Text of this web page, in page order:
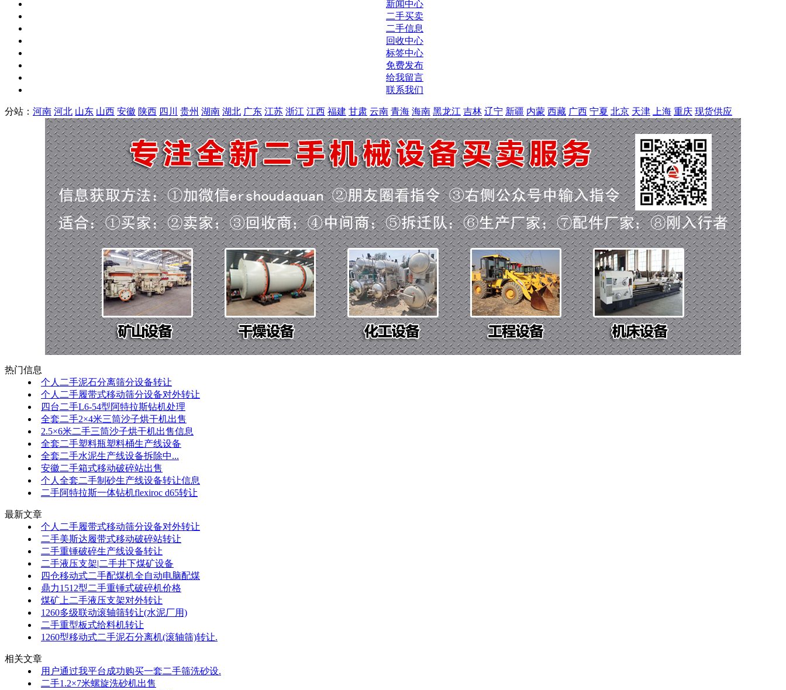
新闻中心
二手买卖
二手信息
回收中心
标签中心
免费发布
给我留言
联系我们
分站： 河南 河北 山东 山西 安徽 陕西 四川 贵州 湖南 湖北 广东 江苏 浙江 江西 福建 甘肃 云南 青海 海南 黑龙江 吉林 辽宁 新疆 内蒙 西藏 广西 宁夏 北京 天津 上海 重庆 现货供应
热门信息
个人二手泥石分离筛分设备转让
个人二手履带式移动筛分设备对外转让
四台二手L6-54型阿特拉斯钻机处理
全套二手2×4米三筒沙子烘干机出售
2.5×6米二手三筒沙子烘干机出售信息
全套二手塑料瓶塑料桶生产线设备
全套二手水泥生产线设备拆除中...
安徽二手箱式移动破碎站出售
个人全套二手制砂生产线设备转让信息
二手阿特拉斯一体钻机flexiroc d65转让
最新文章
个人二手履带式移动筛分设备对外转让
二手美斯达履带式移动破碎站转让
二手重锤破碎生产线设备转让
二手液压支架|二手井下煤矿设备
四仓移动式二手配煤机全自动电脑配煤
鼎力1512型二手重锤式破碎机价格
煤矿上二手液压支架对外转让
1260多级联动滚轴筛转让(水泥厂用)
二手重型板式给料机转让
1260型移动式二手泥石分离机(滚轴筛)转让.
相关文章
用户通过我平台成功购买一套二手筛洗砂设.
二手1.2×7米螺旋洗砂机出售